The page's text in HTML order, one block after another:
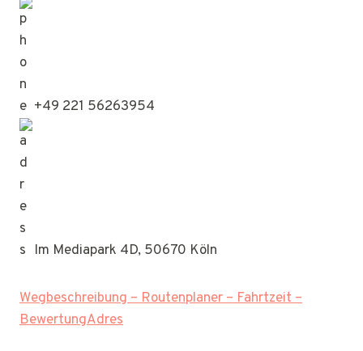
+49 221 56263954
Im Mediapark 4D, 50670 Köln
Wegbeschreibung – Routenplaner – Fahrtzeit –
BewertungAdres